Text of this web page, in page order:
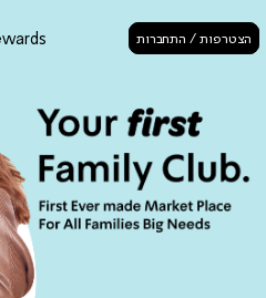
הצטרפות / התחברות